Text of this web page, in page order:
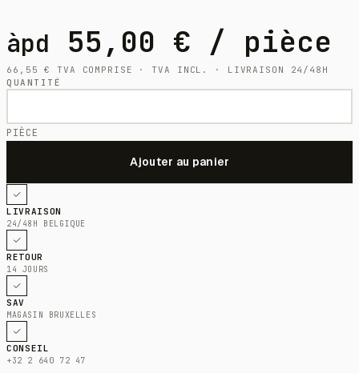
àpd 55,00 € / pièce
66,55€
TVA COMPRISE · TVA INCL. · LIVRAISON 24/48H
QUANTITÉ
PIÈCE
LIVRAISON
24/48H BELGIQUE
RETOUR
14 JOURS
SAV
MAGASIN BRUXELLES
CONSEIL
+32 2 640 72 47